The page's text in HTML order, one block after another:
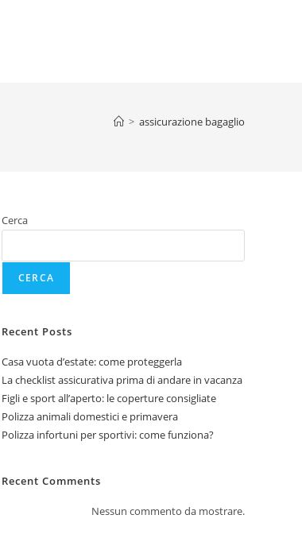
> assicurazione bagaglio
Cerca
CERCA
Recent Posts
Casa vuota d’estate: come proteggerla
La checklist assicurativa prima di andare in vacanza
Figli e sport all’aperto: le coperture consigliate
Polizza animali domestici e primavera
Polizza infortuni per sportivi: come funziona?
Recent Comments
Nessun commento da mostrare.